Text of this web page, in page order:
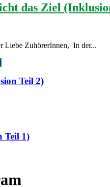
das Ziel
Liebe ZuhörerInnen, In der...
Teil 2)
Teil 1)